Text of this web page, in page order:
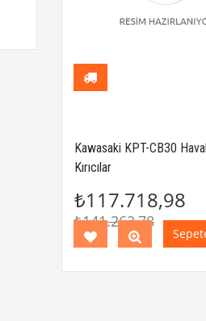
Kawasaki KPT-CB30
Kırıcılar
₺117.718,98
₺141.262,78